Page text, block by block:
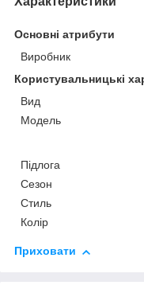
Основні атрибути
Виробник
Користувальницькі
Вид
Мoдель
Підлога
Сезон
Стиль
Колір
Приховати